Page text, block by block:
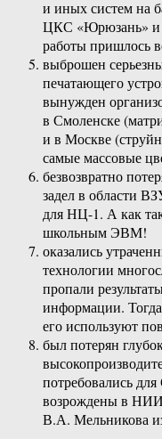
и иных систем на
ЦКС «Юрюзань» и
работы пришлось
выброшен
печатающего
вынужден
в Смоленске
и в Москве
самые массовые
безвозвратно
задел в области
для НЦ-1. А как
школьным ЭВМ!
оказались
технологии
пропали
информации.
его используют
был потерян
потребовались
возрождены в НИИ
В.А. Мельникова